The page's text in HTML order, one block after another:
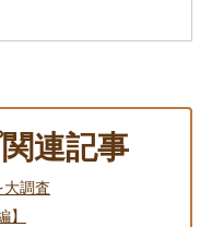
連記事
調査